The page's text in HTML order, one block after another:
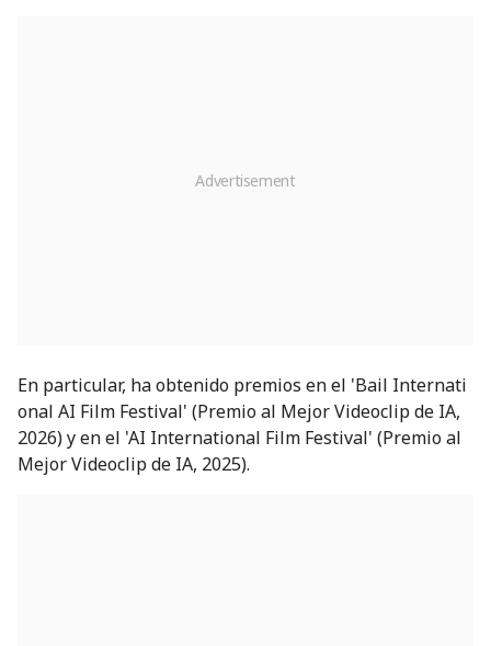
En particular, ha obtenido premios en el 'Bail Internati
onal AI Film Festival' (Premio al Mejor Videoclip de IA,
2026) y en el 'AI International Film Festival' (Premio al
Mejor Videoclip de IA, 2025).